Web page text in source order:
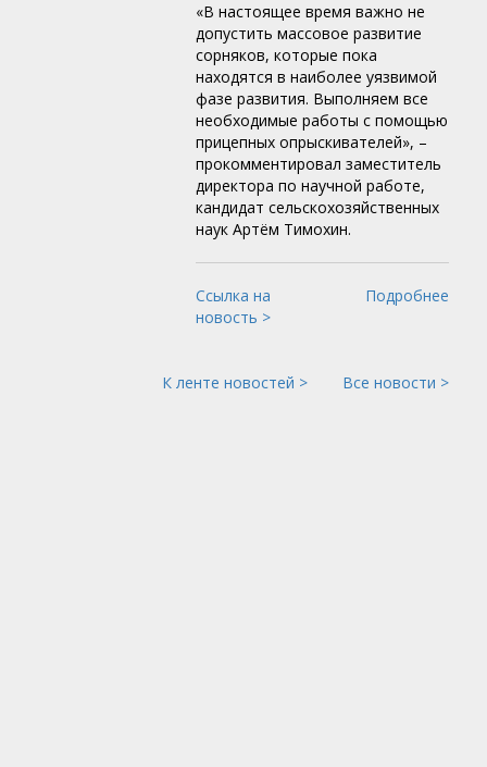
«В настоящее время важно не
допустить массовое развитие
сорняков, которые пока
находятся в наиболее уязвимой
фазе развития. Выполняем все
необходимые работы с помощью
прицепных опрыскивателей», –
прокомментировал заместитель
директора по научной работе,
кандидат сельскохозяйственных
наук Артём Тимохин.
Ссылка на
новость >
Подробнее
К ленте новостей > Все новости >